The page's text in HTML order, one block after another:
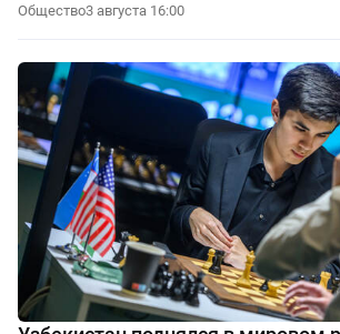
Общество3 августа 16:00